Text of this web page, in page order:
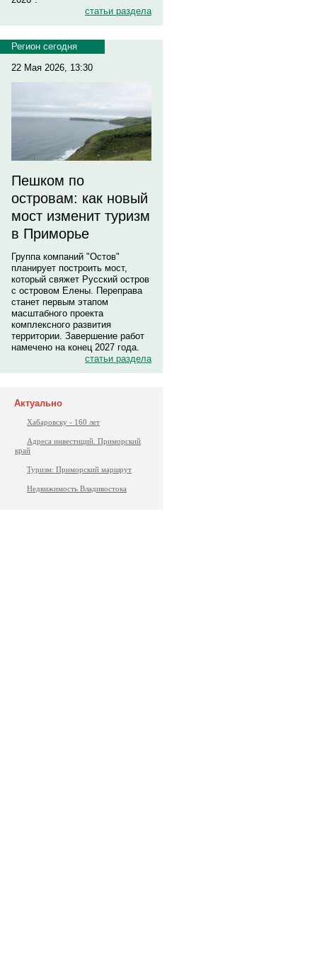
статьи раздела
Регион сегодня
22 Мая 2026, 13:30
Пешком по
островам: как новый
мост изменит туризм
в Приморье
Группа компаний "Остов"
планирует построить мост,
который свяжет Русский остров
с островом Елены. Переправа
станет первым этапом
масштабного проекта
комплексного развития
территории. Завершение работ
намечено на конец 2027 года.
статьи раздела
Актуально
Хабаровску - 160 лет
Адреса инвестиций. Приморский
край
Туризм: Приморский маршрут
Недвижимость Владивостока